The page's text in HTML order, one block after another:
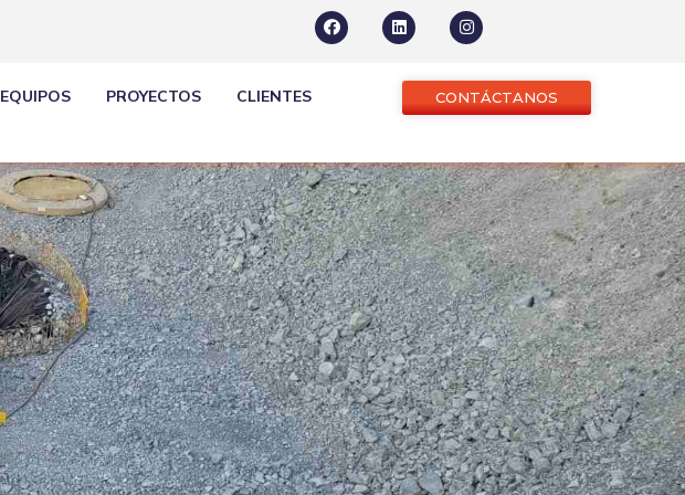
EQUIPOS PROYECTOS CLIENTES CONTÁCTANOS